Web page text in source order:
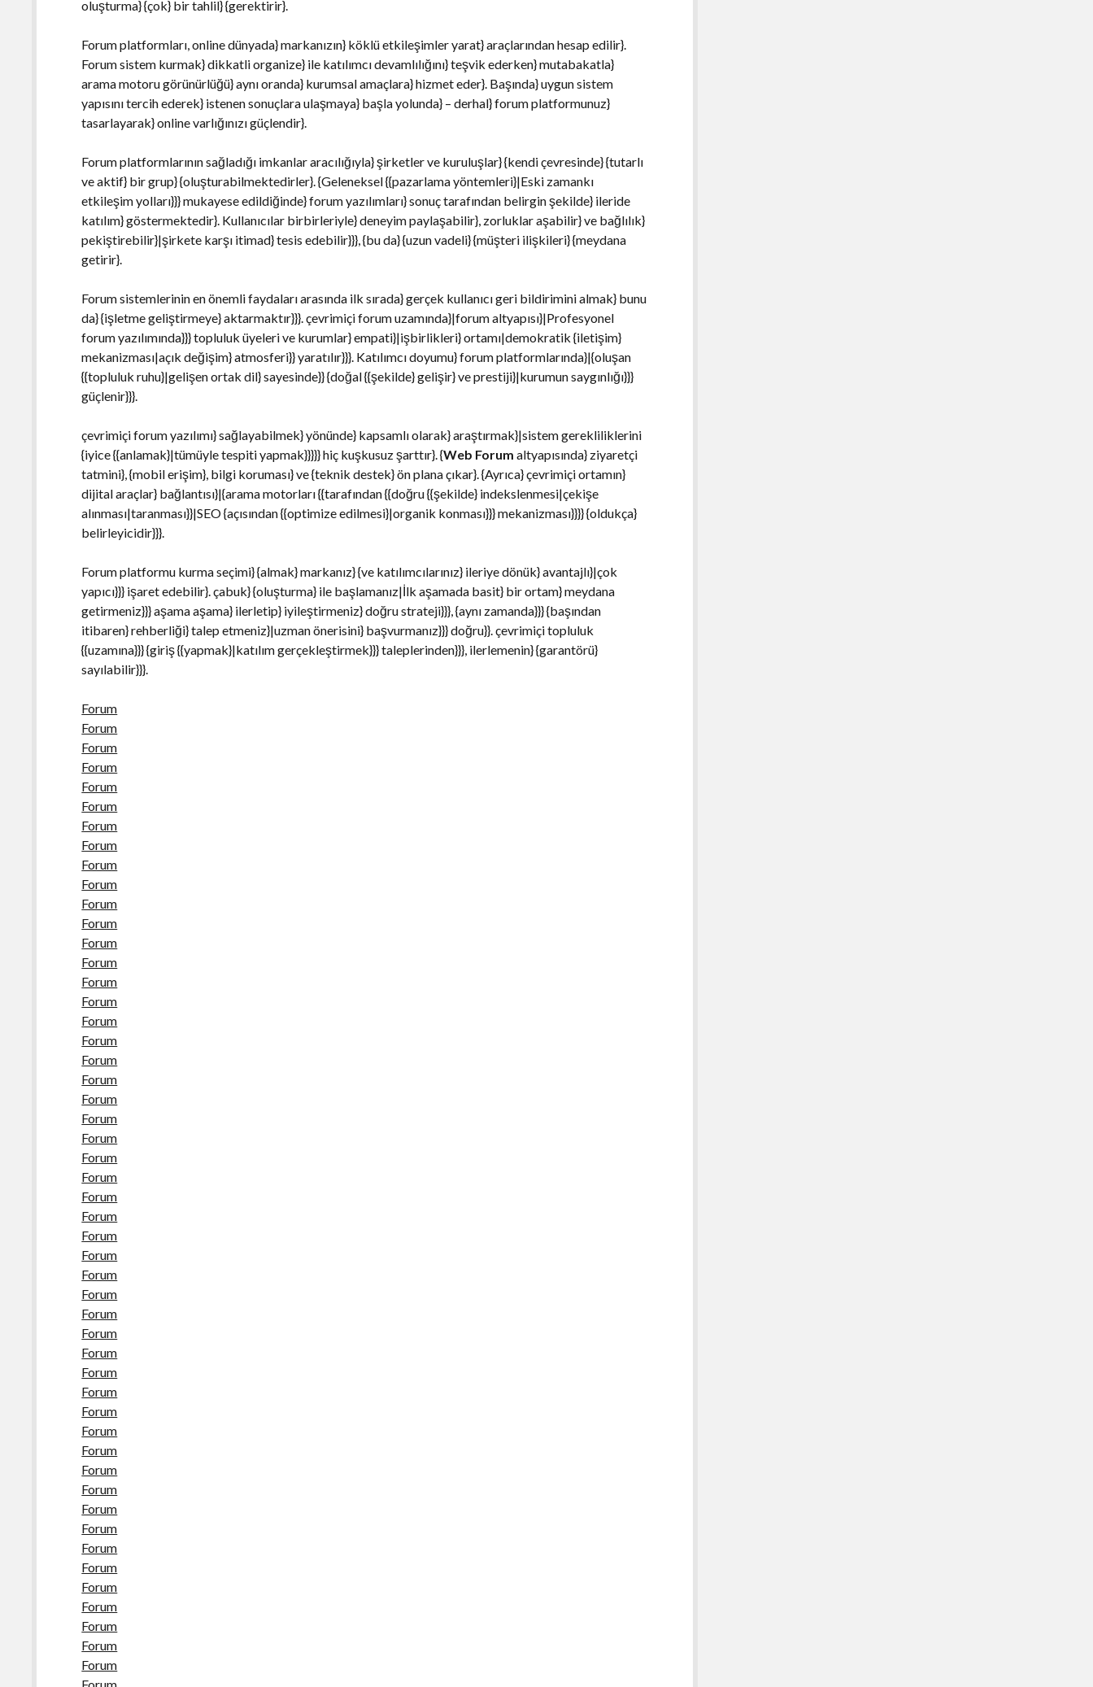
oluşturma} {çok} bir tahlil} {gerektirir}.
Forum platformları, online dünyada} markanızın} köklü etkileşimler yarat} araçlarından hesap edilir}.
Forum sistem kurmak} dikkatli organize} ile katılımcı devamlılığını} teşvik ederken} mutabakatla}
arama motoru görünürlüğü} aynı oranda} kurumsal amaçlara} hizmet eder}. Başında} uygun sistem
yapısını tercih ederek} istenen sonuçlara ulaşmaya} başla yolunda} – derhal} forum platformunuz}
tasarlayarak} online varlığınızı güçlendir}.
Forum platformlarının sağladığı imkanlar aracılığıyla} şirketler ve kuruluşlar} {kendi çevresinde} {tutarlı
ve aktif} bir grup} {oluşturabilmektedirler}. {Geleneksel {{pazarlama yöntemleri}|Eski zamankı
etkileşim yolları}}} mukayese edildiğinde} forum yazılımları} sonuç tarafından belirgin şekilde} ileride
katılım} göstermektedir}. Kullanıcılar birbirleriyle} deneyim paylaşabilir}, zorluklar aşabilir} ve bağlılık}
pekiştirebilir}|şirkete karşı itimad} tesis edebilir}}}, {bu da} {uzun vadeli} {müşteri ilişkileri} {meydana
getirir}.
Forum sistemlerinin en önemli faydaları arasında ilk sırada} gerçek kullanıcı geri bildirimini almak} bunu
da} {işletme geliştirmeye} aktarmaktır}}}. çevrimiçi forum uzamında}|forum altyapısı}|Profesyonel
forum yazılımında}}} topluluk üyeleri ve kurumlar} empati}|işbirlikleri} ortamı|demokratik {iletişim}
mekanizması|açık değişim} atmosferi}} yaratılır}}}. Katılımcı doyumu} forum platformlarında}|{oluşan
{{topluluk ruhu}|gelişen ortak dil} sayesinde}} {doğal {{şekilde} gelişir} ve prestiji}|kurumun saygınlığı}}}
güçlenir}}}.
çevrimiçi forum yazılımı} sağlayabilmek} yönünde} kapsamlı olarak} araştırmak}|sistem gerekliliklerini
{iyice {{anlamak}|tümüyle tespiti yapmak}}}}} hiç kuşkusuz şarttır}. {Web Forum altyapısında} ziyaretçi
tatmini}, {mobil erişim}, bilgi koruması} ve {teknik destek} ön plana çıkar}. {Ayrıca} çevrimiçi ortamın}
dijital araçlar} bağlantısı}|{arama motorları {{tarafından {{doğru {{şekilde} indekslenmesi|çekişe
alınması|taranması}}|SEO {açısından {{optimize edilmesi}|organik konması}}} mekanizması}}}} {oldukça}
belirleyicidir}}}.
Forum platformu kurma seçimi} {almak} markanız} {ve katılımcılarınız} ileriye dönük} avantajlı}|çok
yapıcı}}} işaret edebilir}. çabuk} {oluşturma} ile başlamanız|İlk aşamada basit} bir ortam} meydana
getirmeniz}}} aşama aşama} ilerletip} iyileştirmeniz} doğru strateji}}}, {aynı zamanda}}} {başından
itibaren} rehberliği} talep etmeniz}|uzman önerisini} başvurmanız}}} doğru}}. çevrimiçi topluluk
{{uzamına}}} {giriş {{yapmak}|katılım gerçekleştirmek}}} taleplerinden}}}, ilerlemenin} {garantörü}
sayılabilir}}}.
Forum
Forum
Forum
Forum
Forum
Forum
Forum
Forum
Forum
Forum
Forum
Forum
Forum
Forum
Forum
Forum
Forum
Forum
Forum
Forum
Forum
Forum
Forum
Forum
Forum
Forum
Forum
Forum
Forum
Forum
Forum
Forum
Forum
Forum
Forum
Forum
Forum
Forum
Forum
Forum
Forum
Forum
Forum
Forum
Forum
Forum
Forum
Forum
Forum
Forum